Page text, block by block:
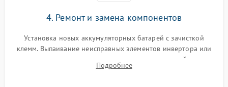
4. Ремонт и замена компонентов
Установка новых аккумуляторных батарей с зачисткой
клемм. Выпаивание неисправных элементов инвертора или
цепи зарядки и монтаж новых радиодеталей.
Восстановление поврежденных токоведущих дорожек и
Подробнее